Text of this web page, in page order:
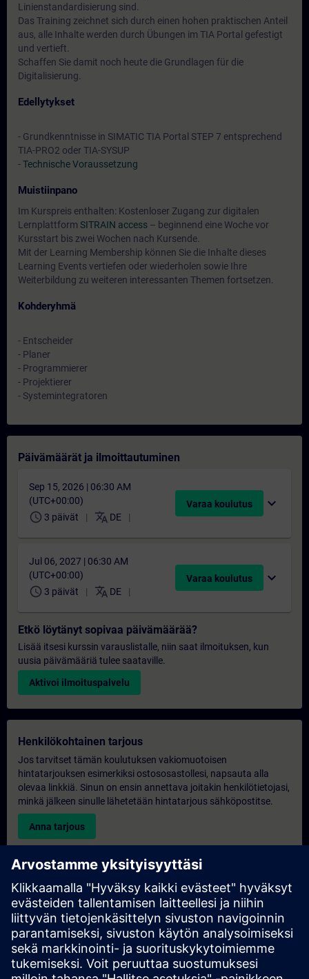
Linienstandardisierung sind.
Das Training zeichnet sich durch einen hohen praktischen Anteil
aus, alle Inhalte werden durch Übungen im TIA Portal gefestigt
und vertieft.
Schaffen Sie damit noch heute die Grundlagen für die
Digitalisierung.
Edellytykset
- Grundkenntnisse in SIMATIC TIA Portal STEP 7 entsprechend
TIA-PRO2 oder TIA-SYSUP
-Technische Voraussetzung
Muistiinpano
Im Kurspreis enthalten: Kostenloser Zugang zur digitalen
Lernplattform SITRAIN access – beginnend eine Woche vor
Kursstart bis zwei Wochen nach Kursende.
Mit der Learning Membership können Sie die Inhalte dieses
Learning Events vertiefen oder wiederholen sowie Ihre
Weiterbildung zu weiteren interessanten Themen fortsetzen.
Kohderyhmä
- Entscheider
- Planer
- Programmierer
- Projektierer
- Systemintegratoren
Päivämäärät ja ilmoittautuminen
Sep 15, 2026 | 06:30 AM
(UTC+00:00)
schedule 3 päivät translate DE
Varaa koulutus expand_more
Jul 06, 2027 | 06:30 AM
(UTC+00:00)
schedule 3 päivät translate DE
Varaa koulutus expand_more
Etkö löytänyt sopivaa päivämäärää?
Lisää itsesi kurssin varauslistalle, niin saat ilmoituksen, kun
uusia päivämääriä tulee saataville.
Aktivoi ilmoituspalvelu
Henkilökohtainen tarjous
Jos tarvitset tämän koulutuksen vakiomuotoisen
hintatarjouksen esimerkiksi ostososastollesi, napsauta alla
olevaa linkkiä. Sinun on ensin annettava joitakin henkilötietojasi,
minkä jälkeen sinulle lähetetään hintatarjous sähköpostitse.
Anna tarjous
Yksinomainen koulutustiedustelu
Täytä alla oleva kyselylomake, jos haluat tarjouksen
yksinoikeudella järjestettävästä koulutuksesta joko paikan
päällä, virtuaalisesti tai SITRAIN-koulutuskeskuksessamme.
Tämäntyyppinen pyyntö sopii suuremmille ryhmille (vähintään 6
henkilöä). Kun olet antanut yhteystietosi ja koulutustarpeesi,
saat meiltä tarjouksen.